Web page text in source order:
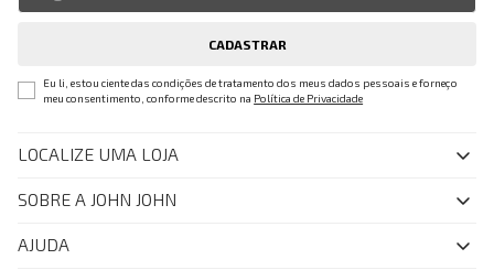
CADASTRAR
Eu li, estou ciente das condições de tratamento dos meus dados pessoais e forneço
meu consentimento, conforme descrito na Política de Privacidade
LOCALIZE UMA LOJA
SOBRE A JOHN JOHN
Quem Somos
AJUDA